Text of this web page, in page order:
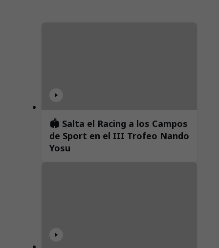
🏟️ Salta el Racing a los Campos
de Sport en el III Trofeo Nando
Yosu